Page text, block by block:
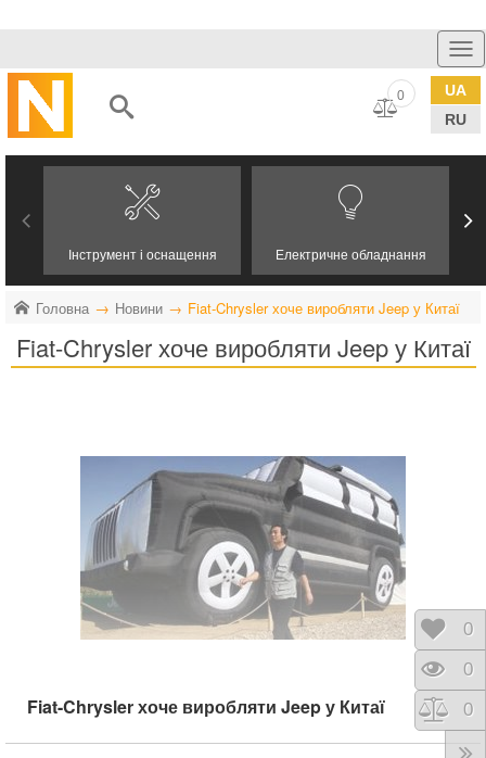
UA
RU
0
Інструмент і оснащення Електричне обладнання
Головна Новини Fiat-Chrysler хоче виробляти Jeep у Китаї
Fiat-Chrysler хоче виробляти Jeep у Китаї
Fiat-Chrysler хоче виробляти Jeep у Китаї
0
0
0